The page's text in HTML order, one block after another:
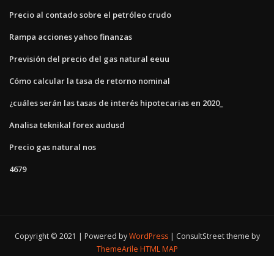
Precio al contado sobre el petróleo crudo
Rampa acciones yahoo finanzas
Previsión del precio del gas natural eeuu
Cómo calcular la tasa de retorno nominal
¿cuáles serán las tasas de interés hipotecarias en 2020_
Analisa teknikal forex audusd
Precio gas natural nos
4679
Copyright © 2021 | Powered byWordPress
ConsultStreet theme by
ThemeArile HTML MAP